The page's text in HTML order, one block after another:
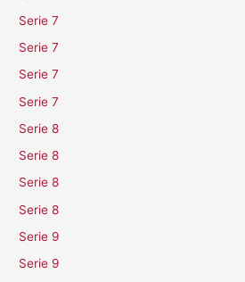
Serie 7
Serie 7
Serie 7
Serie 7
Serie 8
Serie 8
Serie 8
Serie 8
Serie 9
Serie 9